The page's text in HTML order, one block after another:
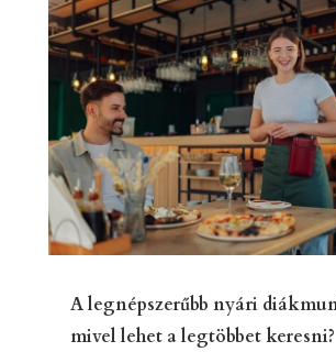
mivel lehet a legtöbbet keresni?